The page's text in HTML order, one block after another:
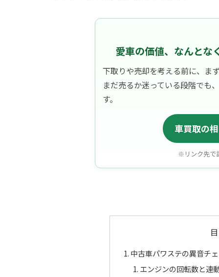
愛車の価値、なんとな
下取りや売却を考える前に、ま
まだ売るか迷っている段階でも
す。
車買取の
※リンク先で
中古車パワステの異音チ
エンジンの回転数と連